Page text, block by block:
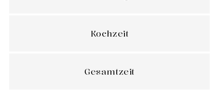
Kochzeit
Gesamtzeit